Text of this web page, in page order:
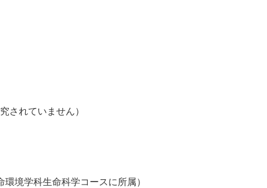
されていません）
環境学科生命科学コースに所属）